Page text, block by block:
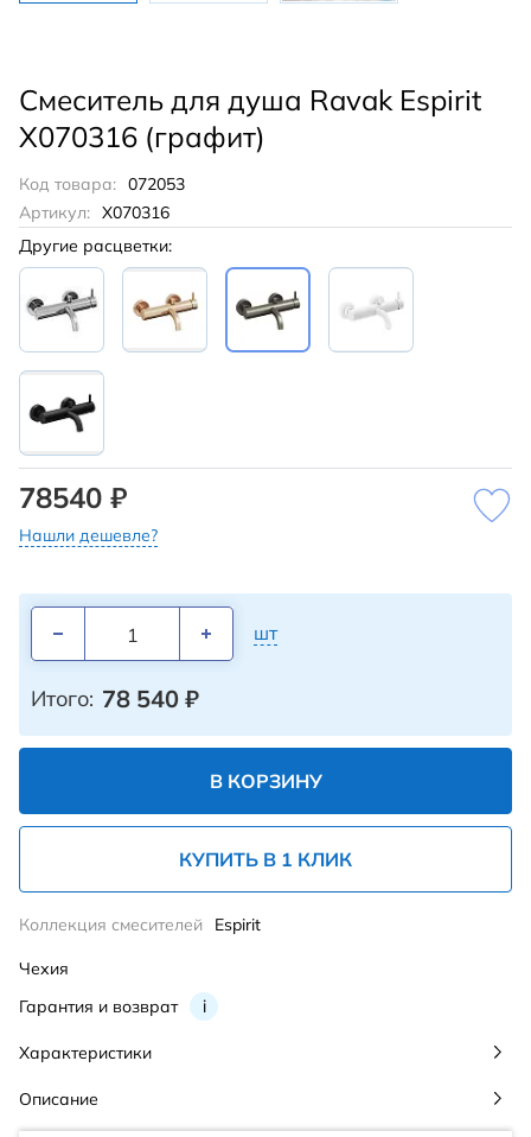
Смеситель для душа Ravak Espirit
X070316 (графит)
Код товара: 072053
Артикул: X070316
Другие расцветки:
78540 ₽
Нашли дешевле?
шт
Итого: 78 540 ₽
В КОРЗИНУ
КУПИТЬ В 1 КЛИК
Гарантия и возврат i
Коллекция смесителей Espirit
Чехия
Характеристики
Описание